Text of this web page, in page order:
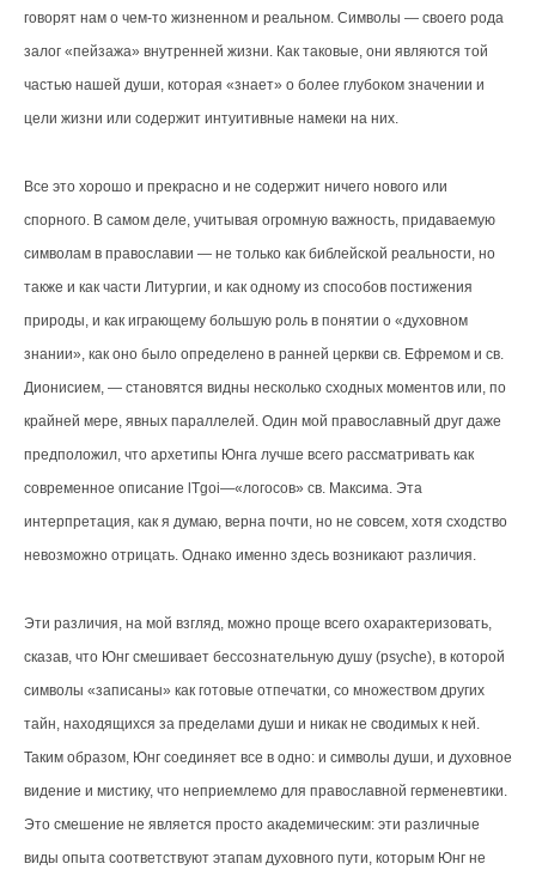
говорят нам о чем-то жизненном и реальном. Символы — своего рода
залог «пейзажа» внутренней жизни. Как таковые, они являются той
частью нашей души, которая «знает» о более глубоком значении и
цели жизни или содержит интуитивные намеки на них.
Все это хорошо и прекрасно и не содержит ничего нового или
спорного. В самом деле, учитывая огромную важность, придаваемую
символам в православии — не только как библейской реальности, но
также и как части Литургии, и как одному из способов постижения
природы, и как играющему большую роль в понятии о «духовном
знании», как оно было определено в ранней церкви св. Ефремом и св.
Дионисием, — становятся видны несколько сходных моментов или, по
крайней мере, явных параллелей. Один мой православный друг даже
предположил, что архетипы Юнга лучше всего рассматривать как
современное описание lТgoi—«логосов» св. Максима. Эта
интерпретация, как я думаю, верна почти, но не совсем, хотя сходство
невозможно отрицать. Однако именно здесь возникают различия.
Эти различия, на мой взгляд, можно проще всего охарактеризовать,
сказав, что Юнг смешивает бессознательную душу (psyche), в которой
символы «записаны» как готовые отпечатки, со множеством других
тайн, находящихся за пределами души и никак не сводимых к ней.
Таким образом, Юнг соединяет все в одно: и символы души, и духовное
видение и мистику, что неприемлемо для православной герменевтики.
Это смешение не является просто академическим: эти различные
виды опыта соответствуют этапам духовного пути, которым Юнг не